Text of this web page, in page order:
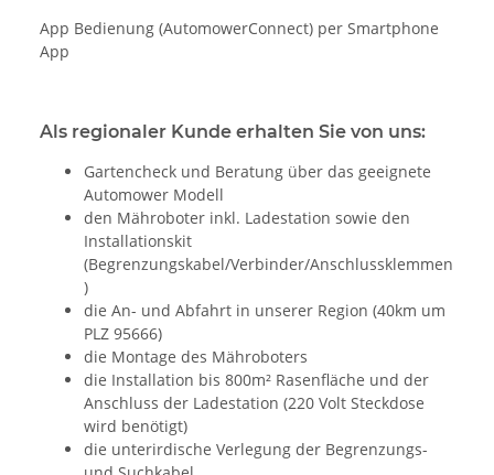
App Bedienung (AutomowerConnect) per Smartphone
App
Als regionaler Kunde erhalten Sie von uns:
Gartencheck und Beratung über das geeignete
Automower Modell
den Mähroboter inkl. Ladestation sowie den
Installationskit
(Begrenzungskabel/Verbinder/Anschlussklemmen
)
die An- und Abfahrt in unserer Region (40km um
PLZ 95666)
die Montage des Mähroboters
die Installation bis 800m² Rasenfläche und der
Anschluss der Ladestation (220 Volt Steckdose
wird benötigt)
die unterirdische Verlegung der Begrenzungs-